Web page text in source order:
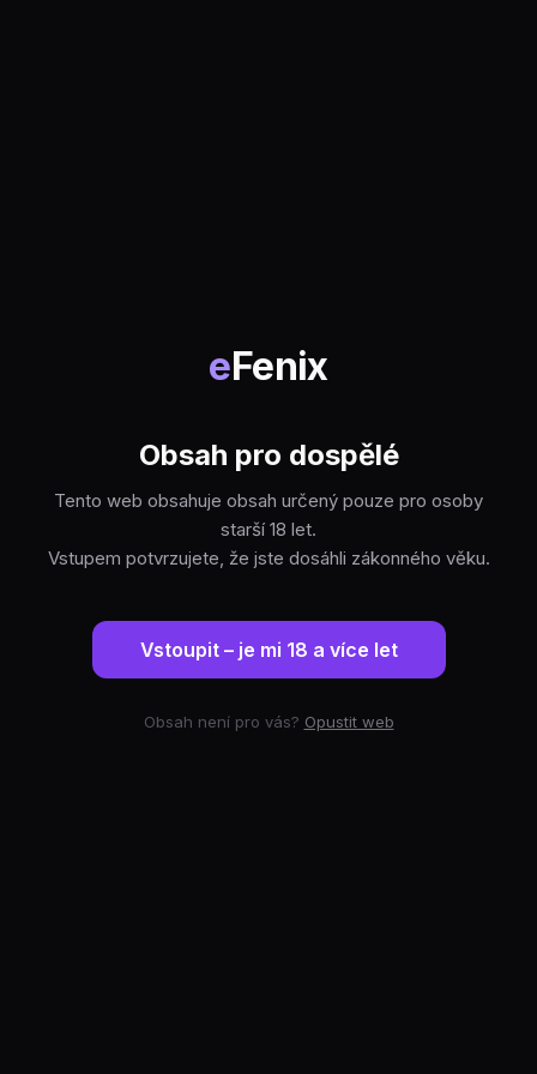
eFenix
Obsah pro dospělé
Tento web obsahuje obsah určený pouze pro osoby
starší 18 let.
Vstupem potvrzujete, že jste dosáhli zákonného věku.
Vstoupit – je mi 18 a více let
Obsah není pro vás? Opustit web